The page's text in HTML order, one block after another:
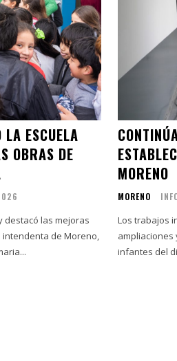
ESCUELA
OBRAS DE
destacó las mejoras
MORENO
MORENO
Los trabajos
ampliaciones